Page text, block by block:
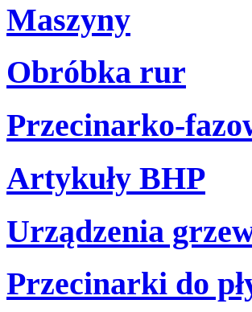
Maszyny
Obróbka rur
Przecinarko-
Artykuły BHP
Urządzenia
Przecinarki do